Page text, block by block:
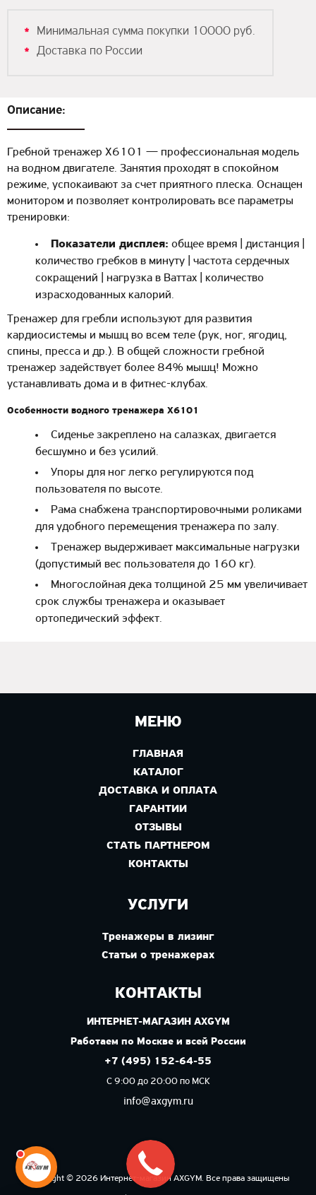
Минимальная сумма покупки 10000 руб.
Доставка по России
Описание:
Гребной тренажер Х6101 — профессиональная модель
на водном двигателе. Занятия проходят в спокойном
режиме, успокаивают за счет приятного плеска. Оснащен
монитором и позволяет контролировать все параметры
тренировки:
Показатели дисплея: общее время | дистанция |
количество гребков в минуту | частота сердечных
сокращений | нагрузка в Ваттах | количество
израсходованных калорий.
Тренажер для гребли используют для развития
кардиосистемы и мышц во всем теле (рук, ног, ягодиц,
спины, пресса и др.). В общей сложности гребной
тренажер задействует более 84% мышц! Можно
устанавливать дома и в фитнес-клубах.
Особенности водного тренажера Х6101
Сиденье закреплено на салазках, двигается
бесшумно и без усилий.
Упоры для ног легко регулируются под
пользователя по высоте.
Рама снабжена транспортировочными роликами
для удобного перемещения тренажера по залу.
Тренажер выдерживает максимальные нагрузки
(допустимый вес пользователя до 160 кг).
Многослойная дека толщиной 25 мм увеличивает
срок службы тренажера и оказывает
ортопедический эффект.
МЕНЮ
ГЛАВНАЯ
КАТАЛОГ
ДОСТАВКА И ОПЛАТА
ГАРАНТИИ
ОТЗЫВЫ
СТАТЬ ПАРТНЕРОМ
КОНТАКТЫ
УСЛУГИ
Тренажеры в лизинг
Статьи о тренажерах
КОНТАКТЫ
ИНТЕРНЕТ-МАГАЗИН AXGYM
Работаем по Москве и всей России
+7 (495) 152-64-55
С 9:00 до 20:00 по МСК
info@axgym.ru
Copyright © 2026 Интернет-магазин AXGYM. Все права защищены